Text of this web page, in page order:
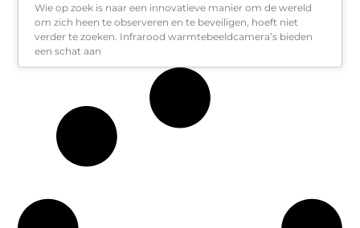
Wie op zoek is naar een innovatieve manier om de wereld
om zich heen te observeren en te beveiligen, hoeft niet
verder te zoeken. Infrarood warmtebeeldcamera’s bieden
een schat aan